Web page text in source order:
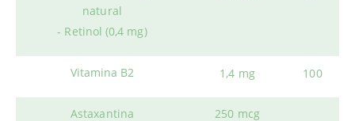
natural
- Retinol (0,4 mg)
Vitamina B2 1,4 mg 100
Astaxantina 250 mcg